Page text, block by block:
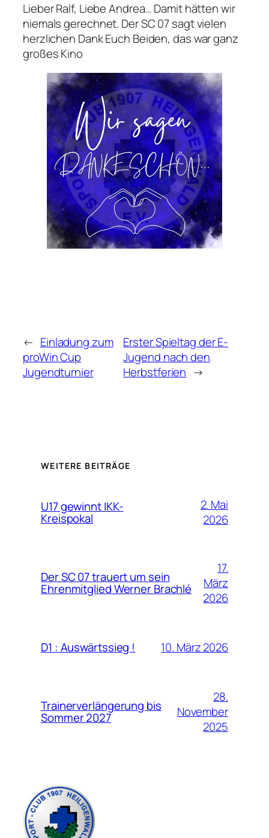
Lieber Ralf, Liebe Andrea… Damit hätten wir
niemals gerechnet. Der SC 07 sagt vielen
herzlichen Dank Euch Beiden, das war ganz
großes Kino
← Einladung zum
proWin Cup
Jugendturnier
Erster Spieltag der E-
Jugend nach den
Herbstferien →
WEITERE BEITRÄGE
U17 gewinnt IKK-
Kreispokal
2. Mai
2026
Der SC 07 trauert um sein
Ehrenmitglied Werner Brachlé
17.
März
2026
D1 : Auswärtssieg ! 10. März 2026
Trainerverlängerung bis
Sommer 2027
28.
November
2025